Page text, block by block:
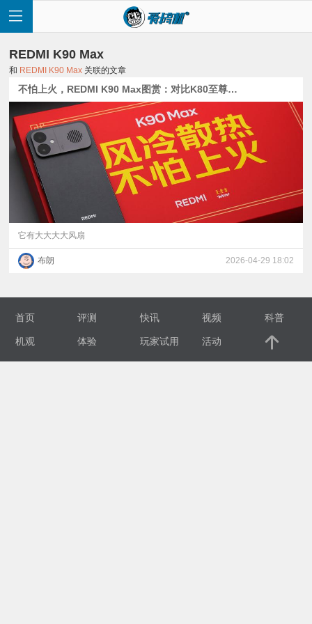
首
讯
评
测
视
REDMI K90 Max
和 REDMI K90 Max 关联的文章
不怕上火，REDMI K90 Max图赏：对比K80至尊、Turbo 5 Max
它有大大大大风扇
布朗 2026-04-29 18:02
首页 评测 快讯 视频 科普
机观 体验 玩家试用 活动